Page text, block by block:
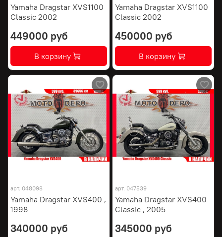
Yamaha Dragstar XVS1100
Classic 2002
449000 руб
В корзину
Yamaha Dragstar XVS1100
Classic 2002
450000 руб
В корзину
арт. 048098
Yamaha Dragstar XVS400 ,
1998
340000 руб
арт. 047539
Yamaha Dragstar XVS400
Classic , 2005
345000 руб